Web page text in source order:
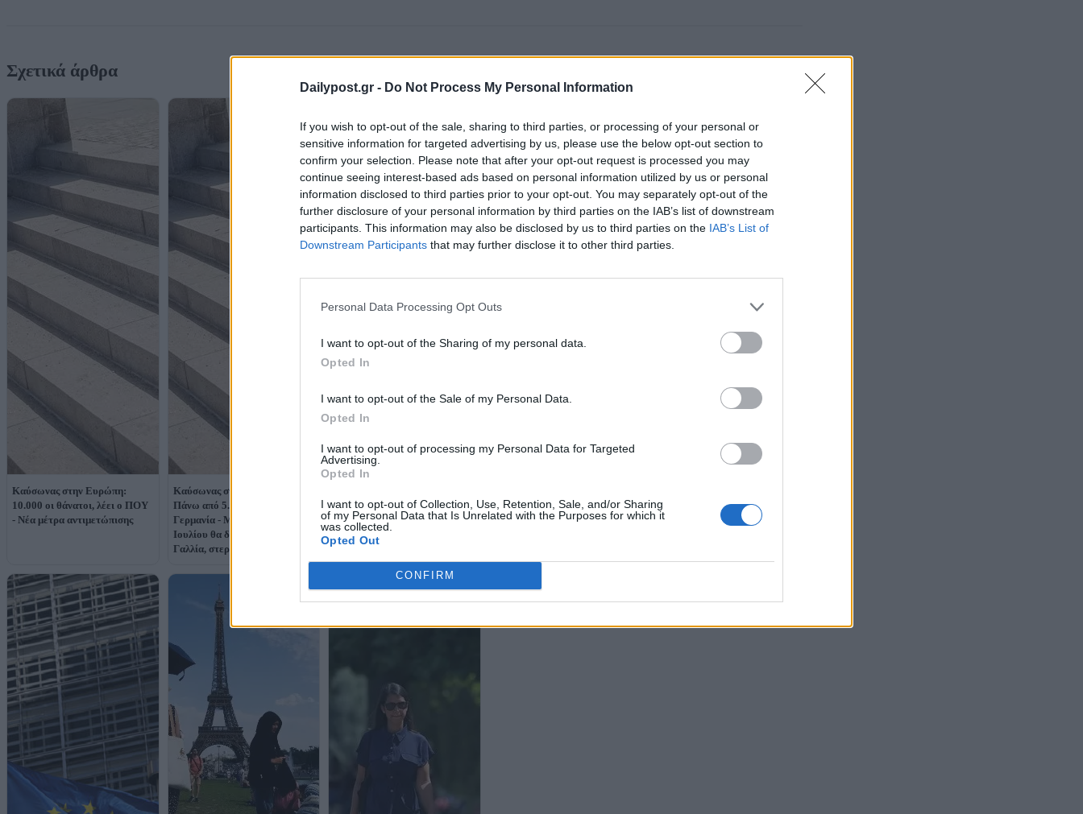
Dailypost.gr - Do Not Process My Personal Information
If you wish to opt-out of the sale, sharing to third parties, or processing of your personal or
sensitive information for targeted advertising by us, please use the below opt-out section to
confirm your selection. Please note that after your opt-out request is processed you may
continue seeing interest-based ads based on personal information utilized by us or personal
information disclosed to third parties prior to your opt-out. You may separately opt-out of the
further disclosure of your personal information by third parties on the IAB’s list of downstream
participants. This information may also be disclosed by us to third parties on the IAB’s List of
Downstream Participants that may further disclose it to other third parties.
Personal Data Processing Opt Outs
I want to opt-out of the Sharing of my personal data.
Opted In
I want to opt-out of the Sale of my Personal Data.
Opted In
I want to opt-out of processing my Personal Data for Targeted
Advertising.
Opted In
I want to opt-out of Collection, Use, Retention, Sale, and/or Sharing
of my Personal Data that Is Unrelated with the Purposes for which it
was collected.
Opted Out
CONFIRM
Σχετικά άρθρα
Καύσωνας στην Ευρώπη:
10.000 οι θάνατοι, λέει ο ΠΟΥ
- Νέα μέτρα αντιμετώπισης
Καύσωνας στην Ευρώπη:
Πάνω από 5.000 θάνατοι στη
Γερμανία - Μέχρι τις 14
Ιουλίου θα διαρκέσει στη
Γαλλία, στερεύουν ποτάμια
νέο ακραίο κύμα καύσωνα στην
Ευρώπη – «Περισσότερες
Ευρώπη αντιστέκεται στα
κλιματιστικά
Χάος λόγω του καύσωνα στη
Γαλλία: Επέλαση πολιτών σε